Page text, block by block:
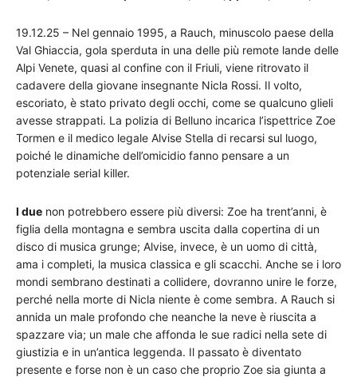
19.12.25 – Nel gennaio 1995, a Rauch, minuscolo paese della
Val Ghiaccia, gola sperduta in una delle più remote lande delle
Alpi Venete, quasi al confine con il Friuli, viene ritrovato il
cadavere della giovane insegnante Nicla Rossi. Il volto,
escoriato, è stato privato degli occhi, come se qualcuno glieli
avesse strappati. La polizia di Belluno incarica l’ispettrice Zoe
Tormen e il medico legale Alvise Stella di recarsi sul luogo,
poiché le dinamiche dell’omicidio fanno pensare a un
potenziale serial killer.
I due non potrebbero essere più diversi: Zoe ha trent’anni, è
figlia della montagna e sembra uscita dalla copertina di un
disco di musica grunge; Alvise, invece, è un uomo di città,
ama i completi, la musica classica e gli scacchi. Anche se i loro
mondi sembrano destinati a collidere, dovranno unire le forze,
perché nella morte di Nicla niente è come sembra. A Rauch si
annida un male profondo che neanche la neve è riuscita a
spazzare via; un male che affonda le sue radici nella sete di
giustizia e in un’antica leggenda. Il passato è diventato
presente e forse non è un caso che proprio Zoe sia giunta a